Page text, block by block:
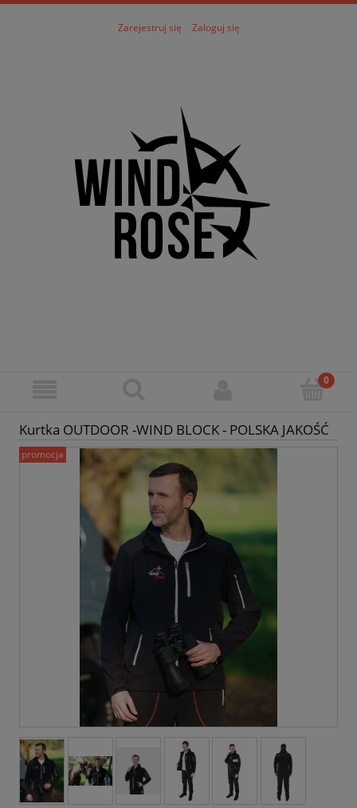
Zarejestruj się Zaloguj się
Kurtka OUTDOOR -WIND BLOCK - POLSKA JAKOŚĆ
promocja